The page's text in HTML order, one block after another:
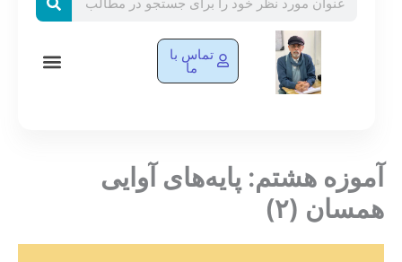
تماس با
ما
آموزه هشتم: پایه‌های آوایی
همسان (۲)